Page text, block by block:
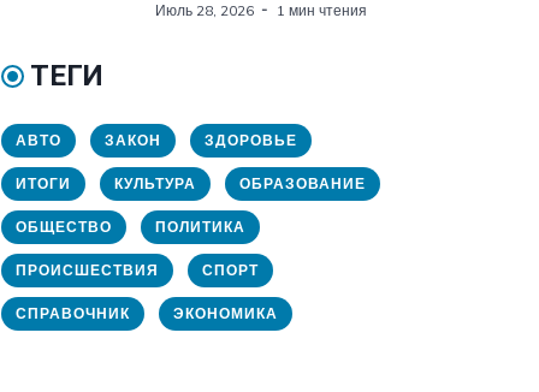
Июль 28, 2026 1 мин чтения
ТЕГИ
АВТО ЗАКОН ЗДОРОВЬЕ
ИТОГИ КУЛЬТУРА ОБРАЗОВАНИЕ
ОБЩЕСТВО ПОЛИТИКА
ПРОИСШЕСТВИЯ СПОРТ
СПРАВОЧНИК ЭКОНОМИКА